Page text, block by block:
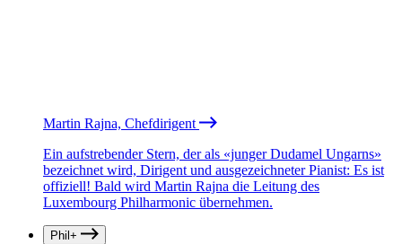
Martin Rajna, Chefdirigent
Ein aufstrebender Stern, der als «junger Dudamel Ungarns»
bezeichnet wird, Dirigent und ausgezeichneter Pianist: Es ist
offiziell! Bald wird Martin Rajna die Leitung des
Luxembourg Philharmonic übernehmen.
Phil+